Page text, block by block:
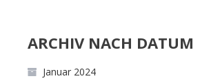
ARCHIV NACH DATUM
Januar 2024